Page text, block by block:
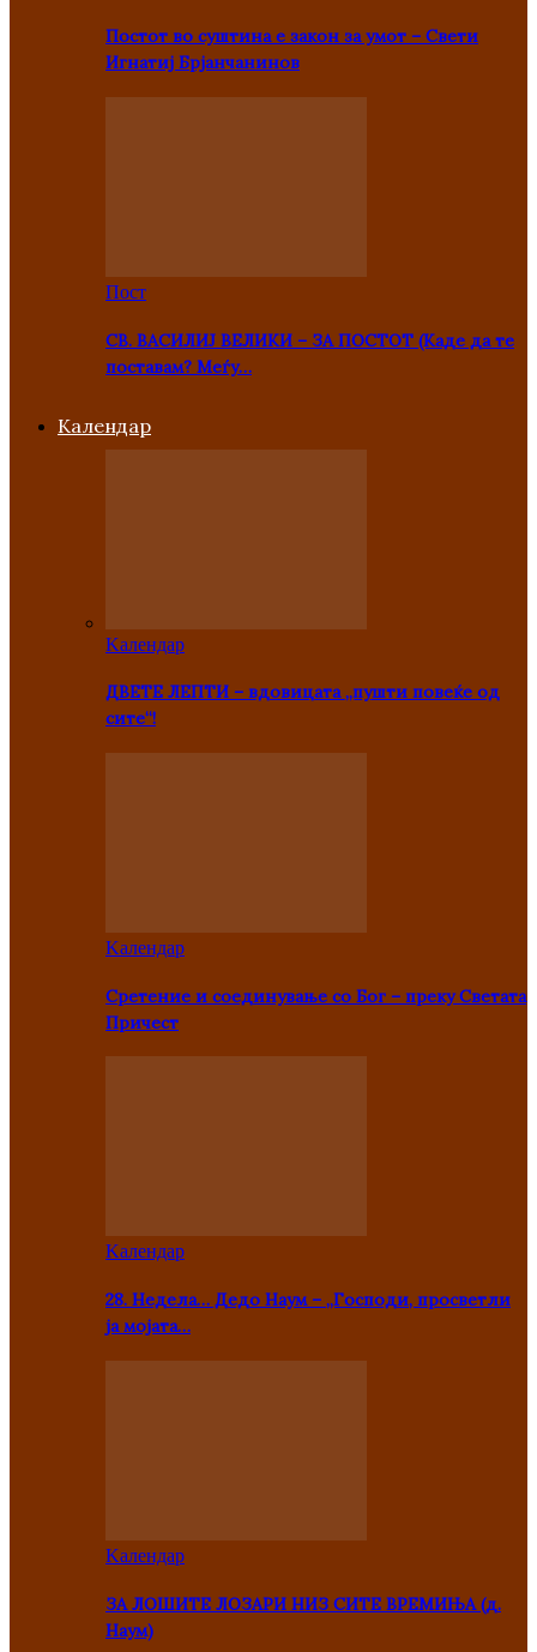
Постот во суштина е закон за умот – Свети
Игнатиј Брјанчанинов
Пост
СВ. ВАСИЛИЈ ВЕЛИКИ – ЗА ПОСТОТ (Каде да те
поставам? Меѓу…
Kалендар
Kалендар
ДВЕТЕ ЛЕПТИ – вдовицата „пушти повеќе од
сите“!
Kалендар
Сретение и соединување со Бог – преку Светата
Причест
Kалендар
28. Недела… Дедо Наум – „Господи, просветли
ја мојата…
Kалендар
ЗА ЛОШИТЕ ЛОЗАРИ НИЗ СИТЕ ВРЕМИЊА (д.
Наум)